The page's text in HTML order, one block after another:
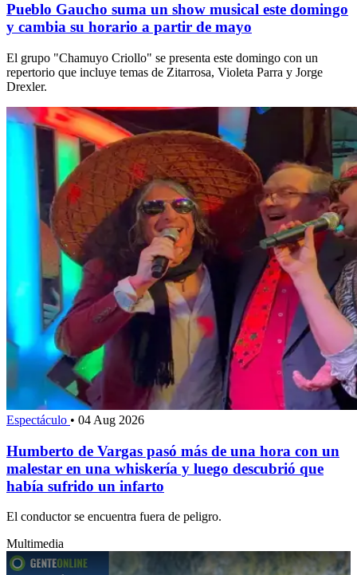
Pueblo Gaucho suma un show musical este domingo
y cambia su horario a partir de mayo
El grupo "Chamuyo Criollo" se presenta este domingo con un
repertorio que incluye temas de Zitarrosa, Violeta Parra y Jorge
Drexler.
Espectáculo • 04 Aug 2026
Humberto de Vargas pasó más de una hora con un
malestar en una whiskería y luego descubrió que
había sufrido un infarto
El conductor se encuentra fuera de peligro.
Multimedia